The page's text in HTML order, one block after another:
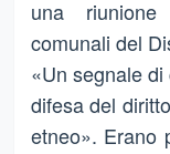
una
comunali del
«Un segnale
difesa del
etneo». Erano